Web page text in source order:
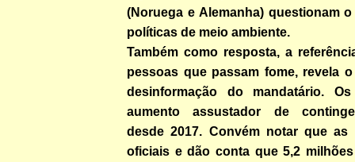
(Noruega e Alemanha) questionam
políticas de meio ambiente.
Também como resposta, a
pessoas que passam fome, revela
desinformação do mandatário.
aumento assustador de
desde 2017. Convém notar que as
oficiais e dão conta que 5,2